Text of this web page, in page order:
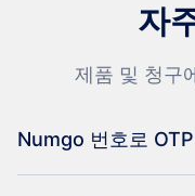
자
제품 및 청구
Numgo 번호로